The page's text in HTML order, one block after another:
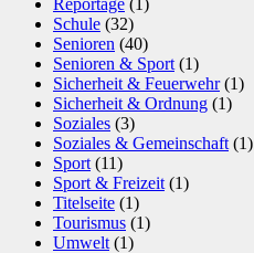
Reportage (1)
Schule (32)
Senioren (40)
Senioren & Sport(1)
Sicherheit & Feuerwehr(1)
Sicherheit & Ordnung (1)
Soziales (3)
Soziales & Gemeinschaft(1)
Sport(11)
Sport & Freizeit(1)
Titelseite (1)
Tourismus (1)
Umwelt(1)